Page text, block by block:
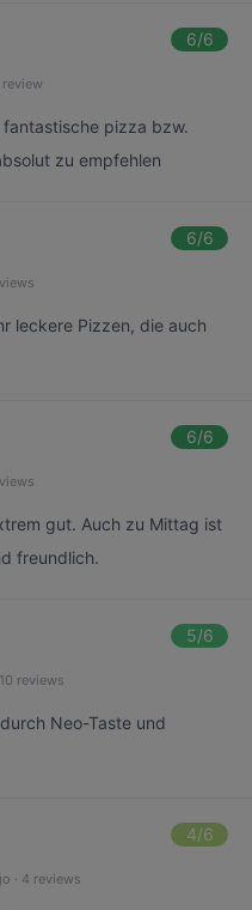
6/6
review
pizza bzw.
zu empfehlen
6/6
leckere Pizzen, die auch
6/6
gut. Auch zu Mittag ist
freundlich.
5/6
10 reviews
Neo-Taste und
4/6
· 4 reviews